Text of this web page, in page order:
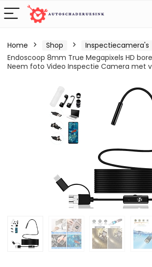
Home Shop Inspectiecamera's
Endoscoop 8mm True Megapixels HD
Neem foto Video Inspectie Camera met